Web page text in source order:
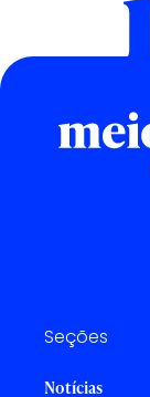
Seções
Notícias